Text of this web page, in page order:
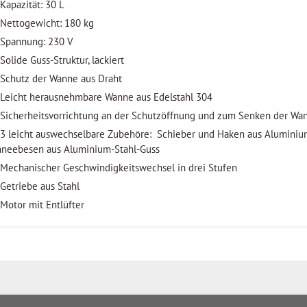
Kapazität: 30 L
Nettogewicht: 180 kg
Spannung: 230 V
Solide Guss-Struktur, lackiert
Schutz der Wanne aus Draht
Leicht herausnehmbare Wanne aus Edelstahl 304
Sicherheitsvorrichtung an der Schutzöffnung und zum Senken der
3 leicht auswechselbare Zubehöre: Schieber und
aus Aluminium-Stahl-Guss
Mechanischer Geschwindigkeitswechsel in drei Stufen
Getriebe aus Stahl
Motor mit Entlüfter